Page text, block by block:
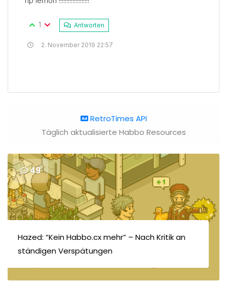
1 Antworten
2. November 2019 22:57
RetroTimes API
Täglich aktualisierte Habbo Resources
49
Hazed: “Kein Habbo.cx mehr” – Nach Kritik an
ständigen Verspätungen